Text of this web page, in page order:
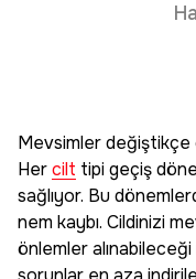
Mevsimler değiştikçe
Hercilt tipi geçiş
sağlıyor. Bu
nem kaybı. Cildinizi
önlemler